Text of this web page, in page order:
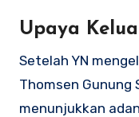
Upaya
Setelah YN
Thomsen Gunung
menunjukkan